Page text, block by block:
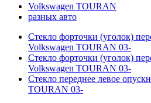
Volkswagen TOURAN
разных авто
Стекло форточки (уголок)
Volkswagen TOURAN 03-
Стекло форточки (уголок)
Volkswagen TOURAN 03-
Стекло переднее левое
TOURAN 03-